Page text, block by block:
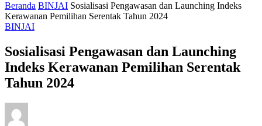
Beranda BINJAI Sosialisasi Pengawasan dan Launching Indeks
Kerawanan Pemilihan Serentak Tahun 2024
BINJAI
Sosialisasi Pengawasan dan Launching
Indeks Kerawanan Pemilihan Serentak
Tahun 2024